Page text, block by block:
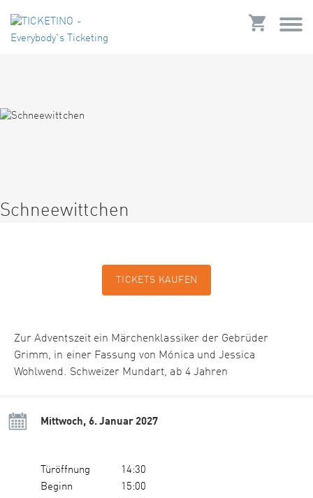
Schneewittchen
TICKETS KAUFEN
Zur Adventszeit ein Märchenklassiker der Gebrüder
Grimm, in einer Fassung von Mónica und Jessica
Wohlwend. Schweizer Mundart, ab 4 Jahren
Mittwoch, 6. Januar 2027
Türöffnung
14:30
Beginn
15:00